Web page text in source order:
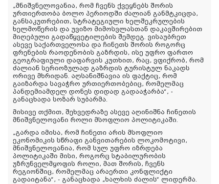
„მნიშვნელოვანია, რომ ჩვენს ქვეყნებს შორის
ურთიერთობა ბოლო პერიოდში ძალიან განმტკიცდა,
განსაკუთრებით, სტრატეგიული ხელშეკრულების
ხელმოწერის და უვიზო მიმოსვლასთან დაკავშირებით
მიღებული გადაწყვეტილების შემდეგ. ვისაუბრეთ
ასევე საქართველოსა და ჩინეთს შორის როგორც
ფრენების რაოდენობის გაზრდის, ისე უფრო ფართო
გეოგრაფიული დაფარვის კუთხით, რაც, ვფიქრობ, რომ
ძალიან სერიოზულად გაზრდის ტურისტულ ნაკადს
ორივე მხრიდან. აღსანიშნავია ის ფაქტიც, რომ
გაიზარდა სავაჭრო ურთიერთობებიც, რომელმაც
პანდემიამდელ დონეს დიდად გადააჭარბა“, -
განაცხადა სოზარ სუბარმა.
მისივე თქმით, შეხვედრაზე ასევე აღინიშნა ჩინეთის
მნიშვნელოვანი როლი მსოფლიო პოლიტიკაში.
„გარდა იმისა, რომ ჩინეთი არის მსოფლიო
ეკონომიკის სწრაფი განვითარების ლოკომოტივი,
მნიშვნელოვანია, რომ სულ უფრო იზრდება
პოლიტიკაში მისი, როგორც სტაბილურობის
უზრუნველმყოფის როლი, მათ შორის, ჩვენს
რეგიონშიც, რომელმაც არაერთი კონფლიქტი
გადაიტანა“, - განაცხადა „ხალხის ძალის“ ლიდერმა.